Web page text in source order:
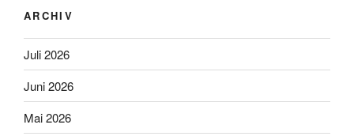
ARCHIV
Juli 2026
Juni 2026
Mai 2026